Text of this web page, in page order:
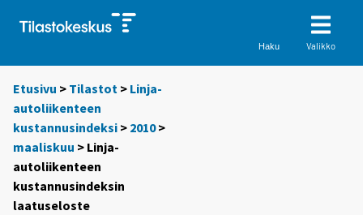
Haku Valikko
Etusivu > Tilastot > Linja-
autoliikenteen
kustannusindeksi > 2010>
maaliskuu > Linja-
autoliikenteen
kustannusindeksin
laatuseloste